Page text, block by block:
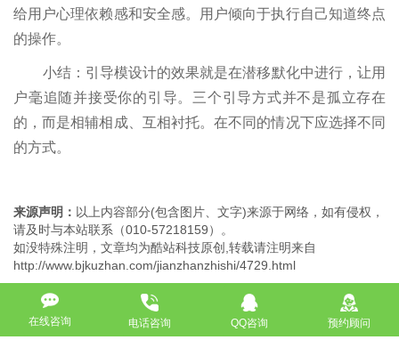
给用户心理依赖感和安全感。用户倾向于执行自己知道终点
的操作。
小结：引导模设计的效果就是在潜移默化中进行，让用
户毫追随并接受你的引导。三个引导方式并不是孤立存在
的，而是相辅相成、互相衬托。在不同的情况下应选择不同
的方式。
来源声明： 以上内容部分(包含图片、文字)来源于网络，如有侵权，
请及时与本站联系（010-57218159）。
如没特殊注明，文章均为酷站科技原创,转载请注明来自
http://www.bjkuzhan.com/jianzhanzhishi/4729.html
上一篇：建设企业网站如何丰富自己的网站
在线咨询 电话咨询 QQ咨询 预约顾问